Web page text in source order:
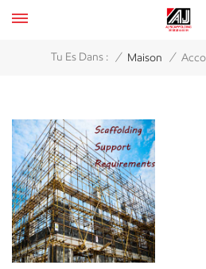
Tu Es Dans : / Maison /